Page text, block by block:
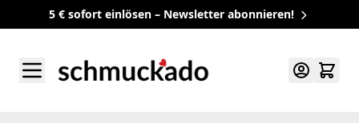
5 € sofort einlösen – Newsletter abonnieren!